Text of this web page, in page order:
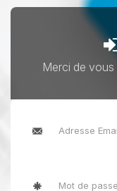
Merci de vous